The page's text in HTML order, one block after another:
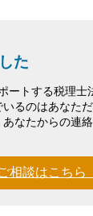
た
ートする税理士
るのはあなた
なたからの連
相談はこちら